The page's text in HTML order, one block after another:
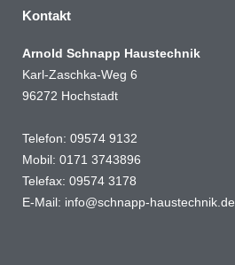
Kontakt
Arnold Schnapp Haustechnik
Karl-Zaschka-Weg 6
96272 Hochstadt
Telefon: 09574 9132
Mobil: 0171 3743896
Telefax: 09574 3178
E-Mail: info@schnapp-haustechnik.de